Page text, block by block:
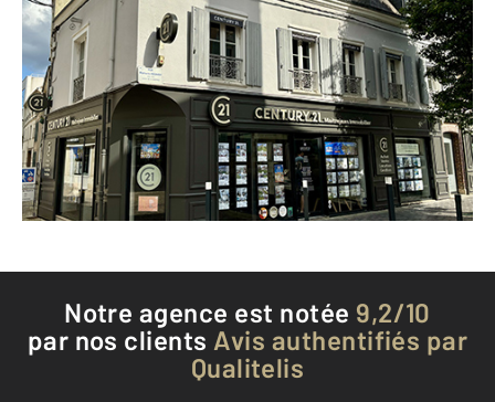
CENTURY 21 Maitrejean Immobilier
14 rue Mathurin Régnier
CHARTRES - 28000
Envoyer un message
Téléphoner à l'agence
Notre agence est notée 9,2/10
par nos clients Avis authentifiés par
Qualitelis